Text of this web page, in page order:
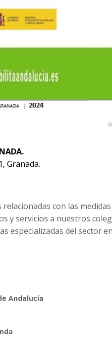
Granada.
con las
y servicios a nuestros
especializadas del sector
Andalucía